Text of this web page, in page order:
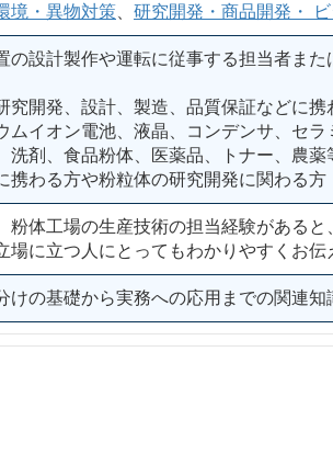
境・異物対策 研究開発・商品開発・
の設計製作や運転に従事する担当者ま
究開発、設計、製造、品質保証などに携
ムイオン電池、液晶、コンデンサ、セラ
洗剤、食品粉体、医薬品、トナー、農薬
携わる方や粉粒体の研究開発に関わる方
粉体工場の生産技術の担当経験がある
場に立つ人にとってもわかりやすくお伝
けの基礎から実務への応用までの関連知